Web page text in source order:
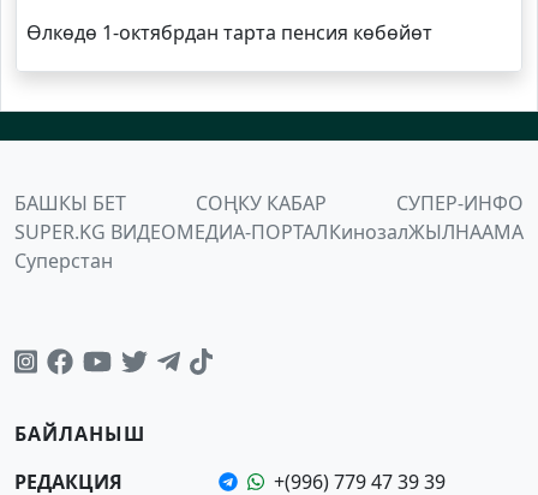
Өлкөдө 1-октябрдан тарта пенсия көбөйөт
БАШКЫ БЕТ СОҢКУ КАБАР
СУПЕР-ИНФО
SUPER.KG ВИДЕОМЕДИА-ПОРТАЛКинозалЖЫЛНААМА
Суперстан
БАЙЛАНЫШ
РЕДАКЦИЯ
+(996) 779 47 39 39